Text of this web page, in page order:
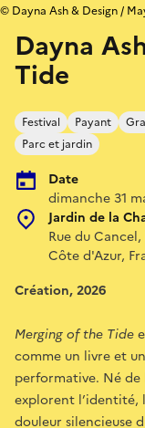
Dayna
Tide
Festival Payant
Parc et jardin
Date
dimanche 31
Jardin de la
Rue du
Côte d'Azur,
© Dayna Ash & Design /
Création, 2026
Merging of the Tide
comme un livre et
performative. Né de
explorent l’identité,
douleur silencieuse